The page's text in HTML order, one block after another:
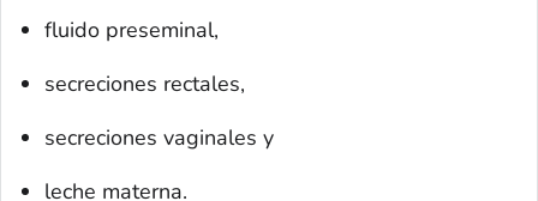
fluido preseminal,
secreciones rectales,
secreciones vaginales y
leche materna.